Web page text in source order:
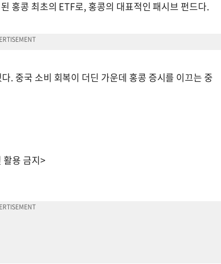
홍콩 최초의 ETF로, 홍콩의 대표적인 패시브 펀드다.
. 중국 소비 회복이 더딘 가운데 홍콩 증시를 이끄는 중
활용 금지>